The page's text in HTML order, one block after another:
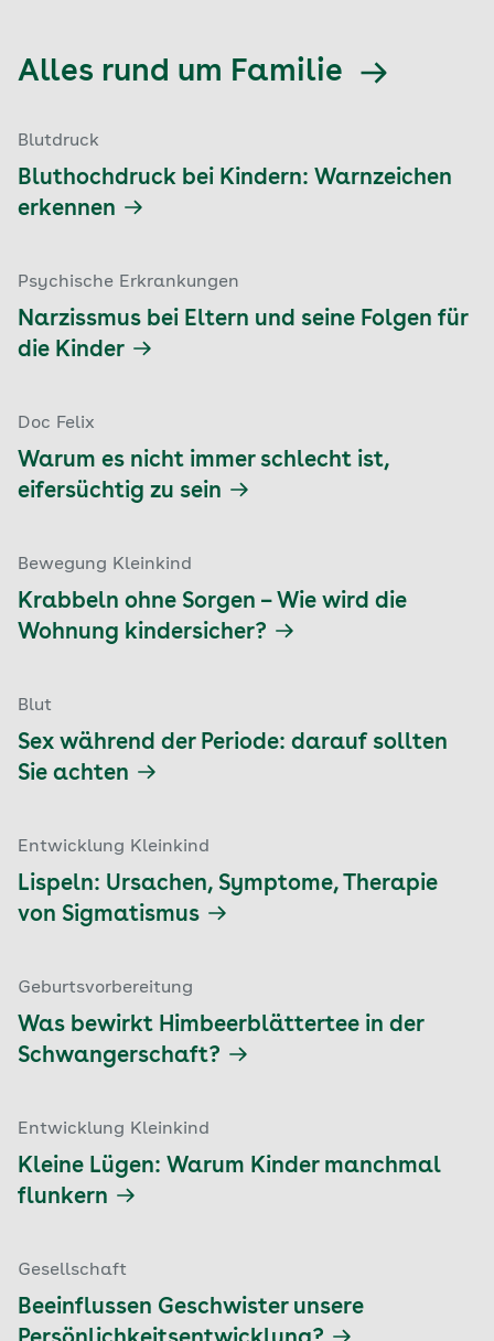
Alles rund um Familie
Blutdruck
Bluthochdruck bei Kindern: Warnzeichen
erkennen
Psychische Erkrankungen
Narzissmus bei Eltern und seine Folgen für
die Kinder
Doc Felix
Warum es nicht immer schlecht ist,
eifersüchtig zu sein
Bewegung Kleinkind
Krabbeln ohne Sorgen – Wie wird die
Wohnung kindersicher?
Blut
Sex während der Periode: darauf sollten
Sie achten
Entwicklung Kleinkind
Lispeln: Ursachen, Symptome, Therapie
von Sigmatismus
Geburtsvorbereitung
Was bewirkt Himbeerblättertee in der
Schwangerschaft?
Entwicklung Kleinkind
Kleine Lügen: Warum Kinder manchmal
flunkern
Gesellschaft
Beeinflussen Geschwister unsere